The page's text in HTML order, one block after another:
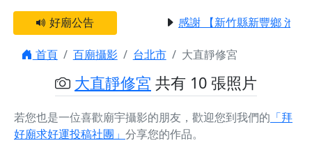
好廟公告 感謝 【新竹縣新豐鄉 池和
首頁 百廟攝影 台北市 大直靜修宮
大直靜修宮 共有 10 張照片
若您也是一位喜歡廟宇攝影的朋友，歡迎您到我們的 「拜
好廟求好運投稿社團」 分享您的作品。